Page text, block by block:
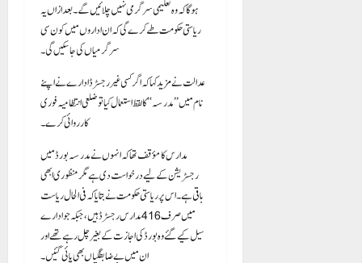
ہوگا کہ وہ تعلیمی سرگرمی نہیں چلائیں گے۔ بعد ازاں یہ
ریاستی حکومت طے کرے گی کہ ان اداروں میں کون سی
سرگرمیاں کی جا سکیں گی۔
عدالت نے مزید کہا کہ اگر کسی غیر رجسٹرڈ ادارے نے اپنے
نام میں ’’مدرسہ‘‘ کا لفظ استعمال کیا تو ضلعی انتظامیہ فوری
کارروائی کرے۔
مدارس کا مؤقف تھا کہ انہوں نے مدرسہ بورڈ میں
رجسٹریشن کے لیے درخواست دی ہے مگر منظوری ابھی
باقی ہے۔ اس پر ریاستی حکومت نے بتایا کہ فی الحال ریاست
میں صرف 416 مدارس رجسٹرڈ ہیں، جبکہ جو ادارے
سیل کیے گئے وہ بورڈ کی اجازت کے بغیر چل رہے تھے اور
ان میں بے ضابطگیاں بھی پائی گئیں۔